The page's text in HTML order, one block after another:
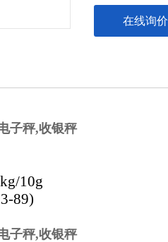
在线询价
子秤,收银秤
10g
89)
子秤,收银秤